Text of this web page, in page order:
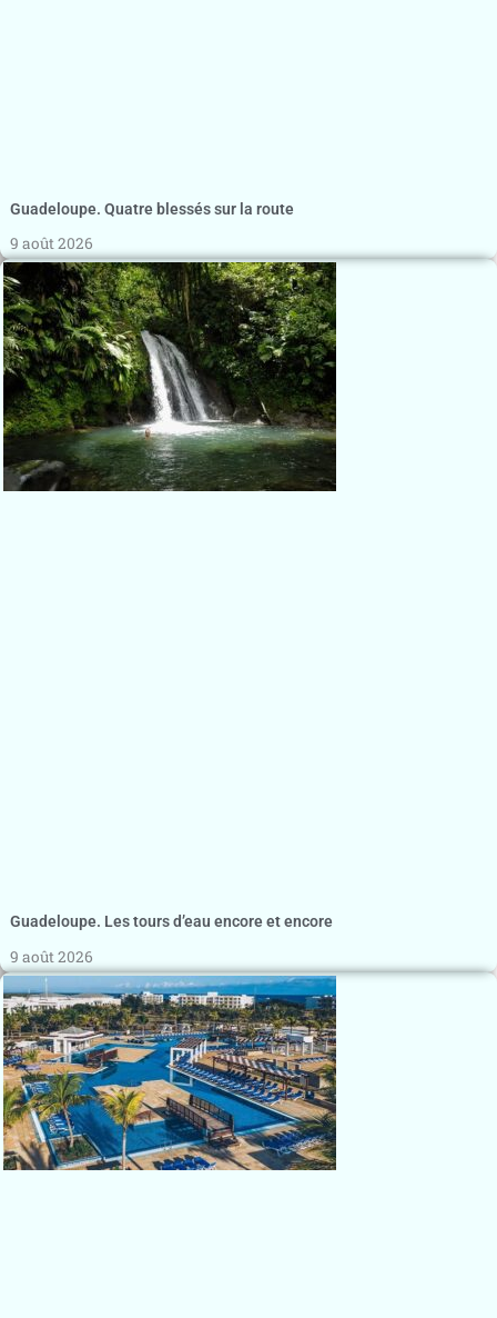
Guadeloupe. Quatre blessés sur la route
9 août 2026
Guadeloupe. Les tours d’eau encore et encore
9 août 2026